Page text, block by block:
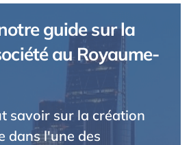
guide sur la
au Royaume-
savoir sur la création
dans l'une des